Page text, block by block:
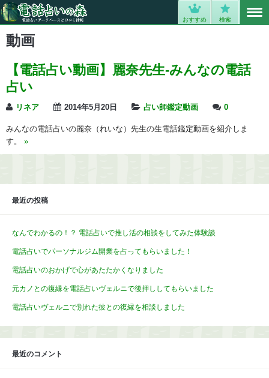
おすすめ 検索
動画
【電話占い動画】麗奈先生‐みんなの電話
占い
リネア 2014年5月20日 占い師鑑定動画 0
みんなの電話占いの麗奈（れいな）先生の生電話鑑定動画を紹介しま
す。 »
最近の投稿
なんでわかるの！？ 電話占いで推し活の相談をしてみた体験談
電話占いでパーソナルジム開業を占ってもらいました！
電話占いのおかげで心があたたかくなりました
元カノとの復縁を電話占いヴェルニで後押ししてもらいました
電話占いヴェルニで別れた彼との復縁を相談しました
最近のコメント